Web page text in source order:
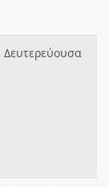
Δευτερεύουσα